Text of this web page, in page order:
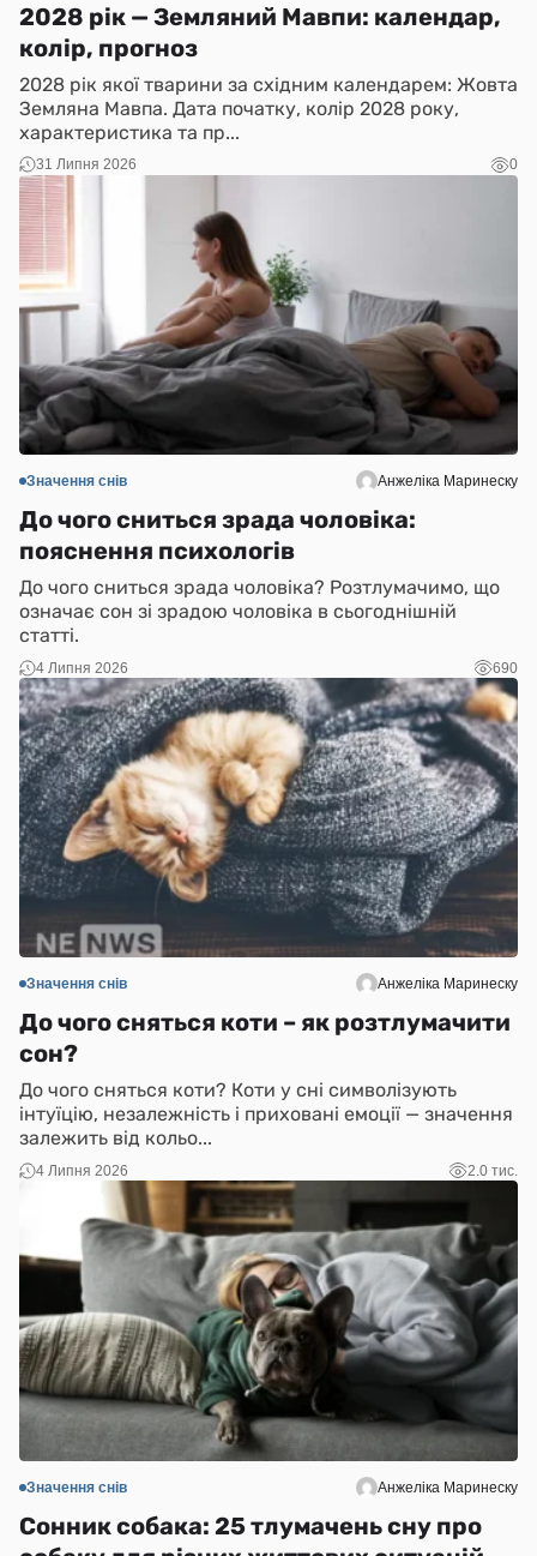
2028 рік — Земляний Мавпи: календар,
колір, прогноз
2028 рік якої тварини за східним календарем: Жовта
Земляна Мавпа. Дата початку, колір 2028 року,
характеристика та пр...
31 Липня 2026 0
Значення снів Анжеліка Маринеску
До чого сниться зрада чоловіка:
пояснення психологів
До чого сниться зрада чоловіка? Розтлумачимо, що
означає сон зі зрадою чоловіка в сьогоднішній
статті.
4 Липня 2026 690
Значення снів Анжеліка Маринеску
До чого сняться коти – як розтлумачити
сон?
До чого сняться коти? Коти у сні символізують
інтуїцію, незалежність і приховані емоції — значення
залежить від кольо...
4 Липня 2026 2.0 тис.
Значення снів Анжеліка Маринеску
Сонник собака: 25 тлумачень сну про